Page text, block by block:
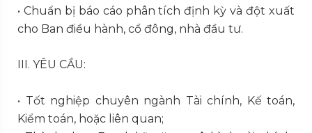
• Chuẩn bị báo cáo phân tích định kỳ và đột xuất
cho Ban điều hành, cổ đông, nhà đầu tư.
III. YÊU CẦU:
• Tốt nghiệp chuyên ngành Tài chính, Kế toán,
Kiểm toán, hoặc liên quan;